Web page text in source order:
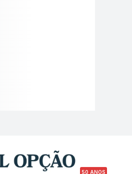
50 ANOS